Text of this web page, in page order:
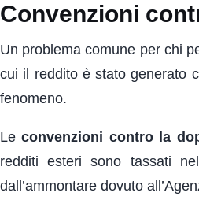
Convenzioni
Un problema comune per chi
cui il reddito è stato generato
fenomeno.
Leconvenzioni contro la
redditi esteri sono tassati
dall’ammontare dovuto